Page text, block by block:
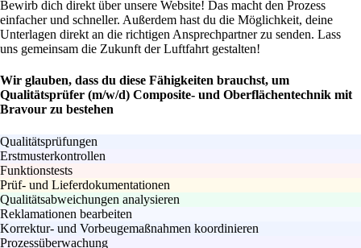
Bewirb dich direkt über unsere Website! Das macht den Prozess
einfacher und schneller. Außerdem hast du die Möglichkeit, deine
Unterlagen direkt an die richtigen Ansprechpartner zu senden. Lass
uns gemeinsam die Zukunft der Luftfahrt gestalten!
Wir glauben, dass du diese Fähigkeiten brauchst, um
Qualitätsprüfer (m/w/d) Composite- und Oberflächentechnik mit
Bravour zu bestehen
Qualitätsprüfungen
Erstmusterkontrollen
Funktionstests
Prüf- und Lieferdokumentationen
Qualitätsabweichungen analysieren
Reklamationen bearbeiten
Korrektur- und Vorbeugemaßnahmen koordinieren
Prozessüberwachung